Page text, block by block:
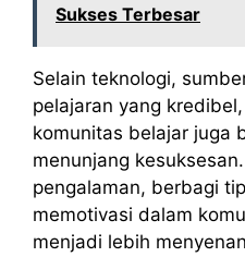
Sukses Terbesar
Selain teknologi,
pelajaran yang
komunitas belajar juga
menunjang
pengalaman, berbagi
memotivasi dalam
menjadi lebih